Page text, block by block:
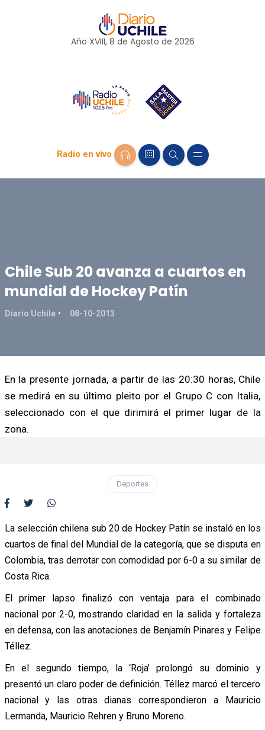
Año XVIII, 8 de Agosto de 2026
Radio en vivo
Chile Sub 20 avanza a cuartos en
mundial de Hockey Patín
Diario Uchile 08-10-2013
En la presente jornada, a partir de las 20:30 horas, Chile
se medirá en su último pleito por el Grupo C con Italia,
seleccionado con el que dirimirá el primer lugar de la
zona.
Deportes
La selección chilena sub 20 de Hockey Patín se instaló en los
cuartos de final del Mundial de la categoría, que se disputa en
Colombia, tras derrotar con comodidad por 6-0 a su similar de
Costa Rica.
El primer lapso finalizó con ventaja para el combinado
nacional por 2-0, mostrando claridad en la salida y fortaleza
en defensa, con las anotaciones de Benjamín Pinares y Felipe
Téllez.
En el segundo tiempo, la ‘Roja’ prolongó su dominio y
presentó un claro poder de definición. Téllez marcó el tercero
nacional y las otras dianas correspondieron a Mauricio
Lermanda, Mauricio Rehren y Bruno Moreno.